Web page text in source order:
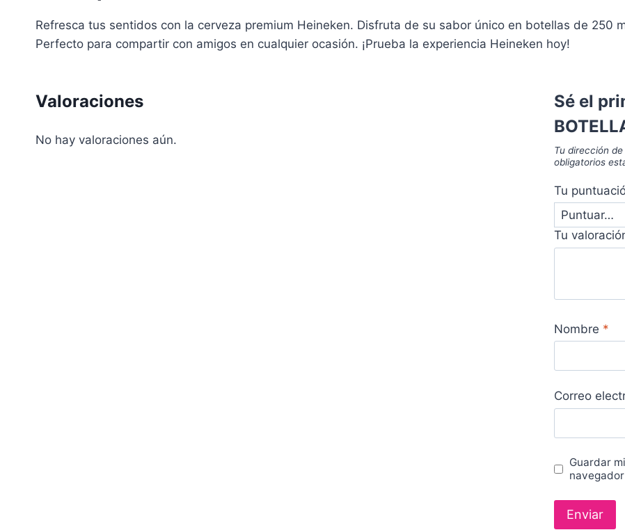
Refresca tus sentidos con la cerveza premium Heineken. Disfruta de su sabor único en botellas de 250
Perfecto para compartir con amigos en cualquier ocasión. ¡Prueba la experiencia Heineken hoy!
Valoraciones
No hay valoraciones aún.
Sé el
Tu dirección
obligatorios
Tu
Tu
Nombre *
Correo
Guardar